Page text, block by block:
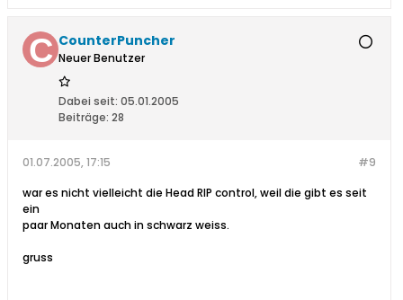
CounterPuncher
Neuer Benutzer
Dabei seit: 05.01.2005
Beiträge: 28
#9
01.07.2005, 17:15
war es nicht vielleicht die Head RIP control, weil die gibt es seit
ein
paar Monaten auch in schwarz weiss.
gruss